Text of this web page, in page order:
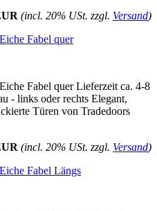
(incl. 20% USt. zzgl. Versand)
Fabel quer
Fabel quer Lieferzeit ca. 4-8
- links oder rechts Elegant,
Türen von Tradedoors
(incl. 20% USt. zzgl. Versand)
Fabel Längs